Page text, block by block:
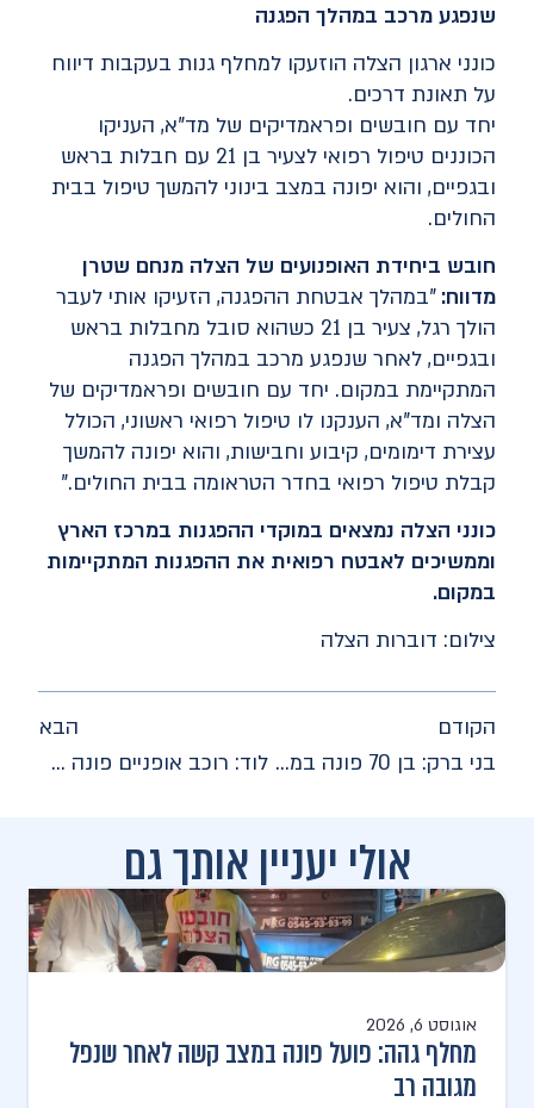
שנפגע מרכב במהלך הפגנה
כונני ארגון הצלה הוזעקו למחלף גנות בעקבות דיווח
על תאונת דרכים.
יחד עם חובשים ופראמדיקים של מד"א, העניקו
הכוננים טיפול רפואי לצעיר בן 21 עם חבלות בראש
ובגפיים, והוא יפונה במצב בינוני להמשך טיפול בבית
החולים.
חובש ביחידת האופנועים של הצלה מנחם שטרן
מדווח: "במהלך אבטחת ההפגנה, הזעיקו אותי לעבר
הולך רגל, צעיר בן 21 כשהוא סובל מחבלות בראש
ובגפיים, לאחר שנפגע מרכב במהלך הפגנה
המתקיימת במקום. יחד עם חובשים ופראמדיקים של
הצלה ומד"א, הענקנו לו טיפול רפואי ראשוני, הכולל
עצירת דימומים, קיבוע וחבישות, והוא יפונה להמשך
קבלת טיפול רפואי בחדר הטראומה בבית החולים."
כונני הצלה נמצאים במוקדי ההפגנות במרכז הארץ
וממשיכים לאבטח רפואית את ההפגנות המתקיימות
במקום.
צילום: דוברות הצלה
הקודם
בני ברק: בן 70 פונה במצב בינוני לאחר שנפגע מרכב במהלך הפגנה
הבא
לוד: רוכב אופניים פונה במצב בינוני לאחר שנפגע בתאונת דרכים
אולי יעניין אותך גם
אוגוסט 6, 2026
מחלף גהה: פועל פונה במצב קשה לאחר שנפל
מגובה רב